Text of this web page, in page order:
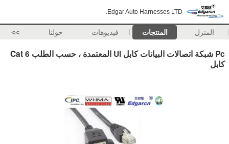
Edgar Auto Harnesses LTD.
المنزل المنتجات فيديوهات حولنا >>
Pc شبكة اتصالات البيانات كابل Ul المعتمدة ، حسب الطلب Cat 6
كابل